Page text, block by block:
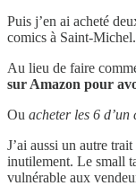
Puis j’en ai acheté
comics à Saint-Michel.
Au lieu de faire
sur Amazon pour
Ou acheter les 6 d’un
J’ai aussi un autre
inutilement. Le small
vulnérable aux